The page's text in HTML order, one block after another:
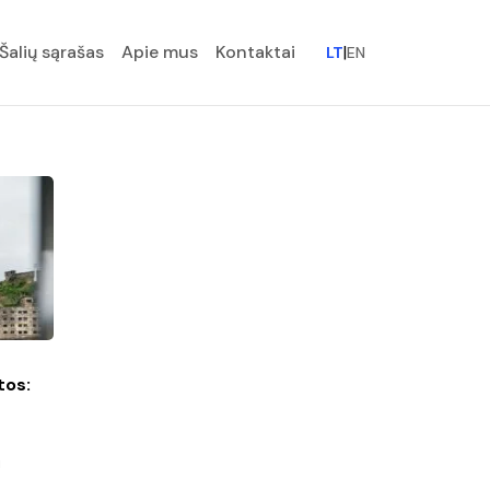
Šalių sąrašas Apie mus Kontaktai LT|EN